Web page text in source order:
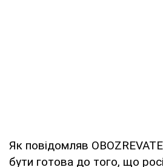
Як повідомляв
бути готова до того, що